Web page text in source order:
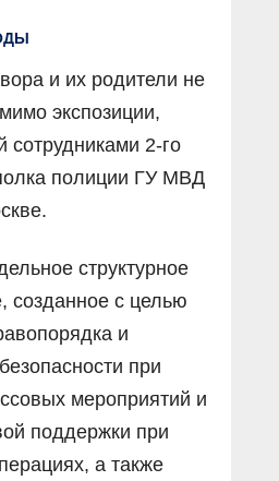
и их родители не
экспозиции,
сотрудниками 2-го
полиции ГУ МВД
структурное
созданное с целью
и
при
мероприятий и
поддержки при
а также